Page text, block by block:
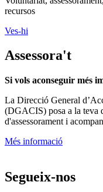
recursos
Ves-hi
Assessora't
Si vols aconseguir més
La Direcció General
(DGACIS) posa a la teva
d'assessorament i
Més informació
Segueix-nos